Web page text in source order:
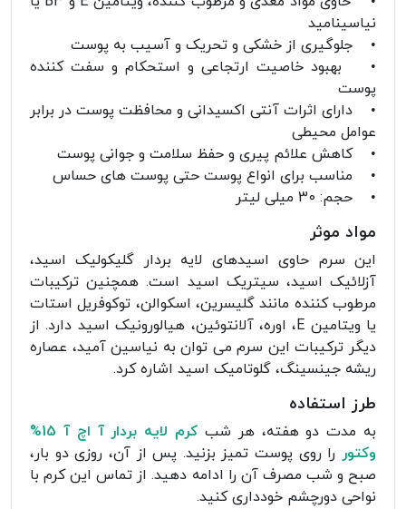
نیاسینامید
• جلوگیری از خشکی و تحریک و آسیب به پوست
• بهبود خاصیت ارتجاعی و استحکام و سفت کننده
پوست
• دارای اثرات آنتی ‌اکسیدانی و محافظت پوست در برابر
عوامل محیطی
• کاهش علائم پیری و حفظ سلامت و جوانی پوست
• مناسب برای انواع پوست حتی پوست ‌های حساس
• حجم: 30 میلی لیتر
مواد موثر
این سرم حاوی اسیدهای لایه بردار گلیکولیک اسید،
آزلائیک اسید، سیتریک اسید است. همچنین ترکیبات
مرطوب کننده مانند گلیسرین، اسکوالن، توکوفریل استات
یا ویتامین E، اوره، آلانتوئین، هیالورونیک اسید دارد. از
دیگر ترکیبات این سرم می توان به نیاسین آمید، عصاره
ریشه جینسینگ، گلوتامیک اسید اشاره کرد.
طرز استفاده
به مدت دو هفته، هر شب
کرم لایه بردار آ اچ آ 15%
وکتور را روی پوست تمیز بزنید. پس از آن، روزی دو بار،
صبح و شب مصرف آن را ادامه دهید. از تماس این کرم با
نواحی دورچشم خودداری کنید.